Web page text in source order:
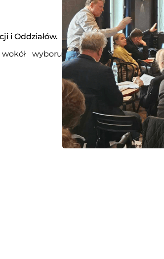
i Oddziałów.
wyboru